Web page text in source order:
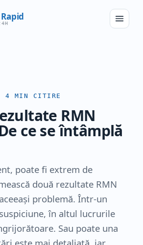
Rapid
4 MIN CITIRE
RMN
ce se întâmplă
poate fi extrem de
două rezultate RMN
problemă. Într-un
în altul lucrurile
Sau poate una